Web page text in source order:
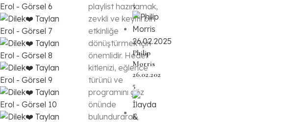
playlist hazırlamak,
zevkli ve keyifli bir
etkinliğe
dönüştürmek için
önemlidir. Hedef
kitlenizi, eğlence
türünü ve
programını göz
önünde
bulundurarak,
5
Philip
Morris
26.02.202
5